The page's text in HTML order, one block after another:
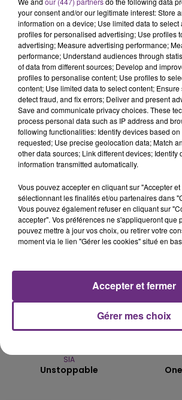
rémois. Le magasin JouéClub est
fermer ses portes.
TITRES DIFFUSÉS
6h30
6h30
DIDO
White Flag
6h26
6h26
6h23
6h23
SIA
Unstoppable
6h19
6h19
your consent and/or our legitimate interest: Store
information on a device; Use limited data to
profiles for personalised advertising; Use profiles
advertising; Measure advertising performance;
performance; Understand audiences through
of data from different sources; Develop and
profiles to personalise content; Use profiles to
content; Use limited data to select content;
detect fraud, and fix errors; Deliver and present
Save and communicate privacy choices. These
process personal data such as IP address and
following functionalities: Identify devices based
requested; Use precise geolocation data; Match
other data sources; Link different devices; Identify
information transmitted automatically.
Vous pouvez accepter en cliquant sur "Accepter
sélectionnant les finalités et/ou partenaires dans
Vous pouvez également refuser en cliquant sur
accepter". Vos préférences ne s'appliqueront que
pouvez mettre à jour vos choix, ou retirer votre
moment via le lien "Gérer les cookies" situé en
Gérer mes choix
Accepter et fermer